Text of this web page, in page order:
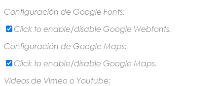
Configuración de Google Fonts:
Click to enable/disable Google Webfonts.
Configuración de Google Maps:
Click to enable/disable Google Maps.
Vídeos de Vimeo o Youtube: